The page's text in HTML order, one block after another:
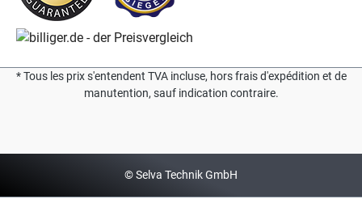
* Tous les prix s'entendent TVA incluse, hors frais d'expédition et de
manutention, sauf indication contraire.
© Selva Technik GmbH